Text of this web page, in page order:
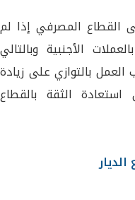
القطاع المصرفي إذا لم
الأجنبية وبالتالي
بالتوازي على زيادة
استعادة الثقة بالقطاع